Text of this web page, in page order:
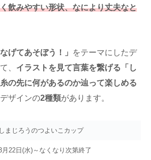
飲みやすい形状、なにより丈夫なと
なげてあそぼう！」
をテーマにしたデ
、 イラストを見て言葉を繋げる「し
の先に何があるのか辿って楽しめる
ザインの2種類があります。
しまじろうのつよいこカップ
月22日(水)～なくなり次第終了